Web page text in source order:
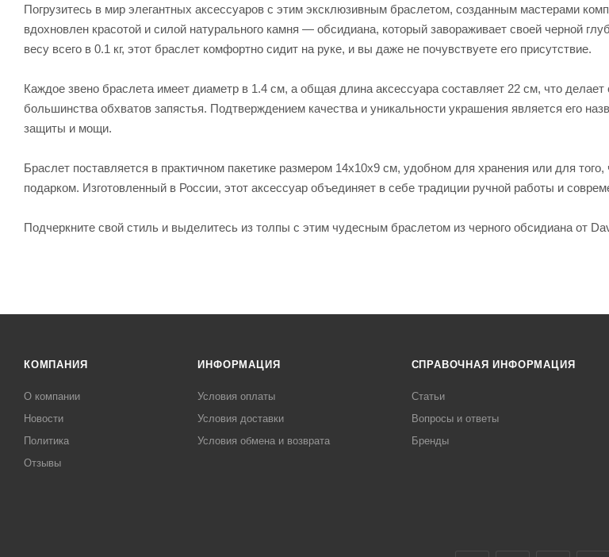
Погрузитесь в мир элегантных аксессуаров с этим эксклюзивным браслетом, созданным мастерами
вдохновлен красотой и силой натурального камня — обсидиана, который завораживает своей черной
весу всего в 0.1 кг, этот браслет комфортно сидит на руке, и вы даже не почувствуете его присутствие.
Каждое звено браслета имеет диаметр в 1.4 см, а общая длина аксессуара составляет 22 см, что
большинства обхватов запястья. Подтверждением качества и уникальности украшения является его
защиты и мощи.
Браслет поставляется в практичном пакетике размером 14х10х9 см, удобном для хранения или для
подарком. Изготовленный в России, этот аксессуар объединяет в себе традиции ручной работы и
Подчеркните свой стиль и выделитесь из толпы с этим чудесным браслетом из черного обсидиана от
КОМПАНИЯ
О компании
Новости
Политика
Отзывы
ИНФОРМАЦИЯ
Условия оплаты
Условия доставки
Условия обмена и возврата
СПРАВОЧНАЯ ИНФОРМАЦИЯ
Статьи
Вопросы и ответы
Бренды